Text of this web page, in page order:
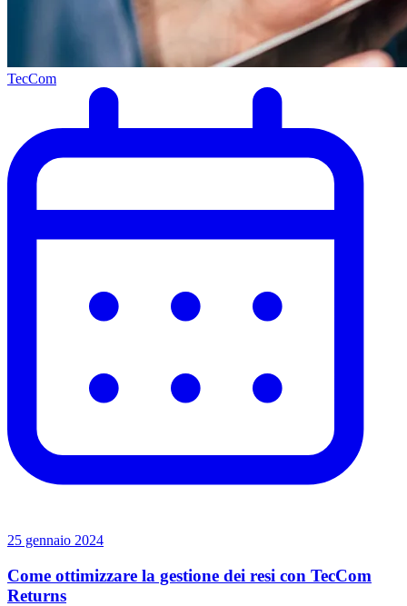
TecCom
25 gennaio 2024
Come ottimizzare la gestione dei resi con TecCom
Returns